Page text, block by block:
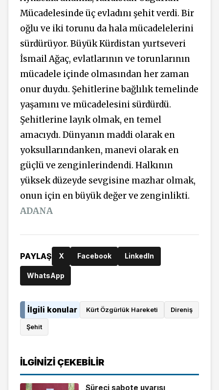
Mücadelesinde üç evladını şehit verdi. Bir
oğlu ve iki torunu da hala mücadelelerini
sürdürüyor. Büyük Kürdistan yurtseveri
İsmail Ağaç, evlatlarının ve torunlarının
mücadele içinde olmasından her zaman
onur duydu. Şehitlerine bağlılık temelinde
yaşamını ve mücadelesini sürdürdü.
Şehitlerine layık olmak, en temel
amacıydı. Dünyanın maddi olarak en
yoksullarındanken, manevi olarak en
güçlü ve zenginlerindendi. Halkının
yüksek düzeyde sevgisine mazhar olmak,
onun için en büyük değer ve zenginlikti.
ADANA
PAYLAŞ X Facebook LinkedIn
WhatsApp
İlgili konular Kürt Özgürlük Hareketi Direniş
Şehit
İLGINIZI ÇEKEBILIR
Süreci sabote uyarısı